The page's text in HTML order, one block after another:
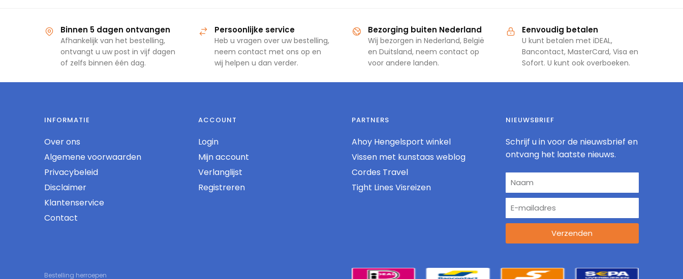
Binnen 5 dagen ontvangen
Afhankelijk van het bestelling,
ontvangt u uw post in vijf dagen
of zelfs binnen één dag.
Persoonlijke service
Heb u vragen over uw bestelling,
neem contact met ons op en
wij helpen u dan verder.
Bezorging buiten Nederland
Wij bezorgen in Nederland, België
en Duitsland, neem contact op
voor andere landen.
Eenvoudig betalen
U kunt betalen met iDEAL,
Bancontact, MasterCard, Visa en
Sofort. U kunt ook overboeken.
INFORMATIE
Over ons
Algemene voorwaarden
Privacybeleid
Disclaimer
Klantenservice
Contact
ACCOUNT
Login
Mijn account
Verlanglijst
Registreren
PARTNERS
Ahoy Hengelsport winkel
Vissen met kunstaas weblog
Cordes Travel
Tight Lines Visreizen
NIEUWSBRIEF
Schrijf u in voor de nieuwsbrief en
ontvang het laatste nieuws.
Verzenden
Bestelling herroepen